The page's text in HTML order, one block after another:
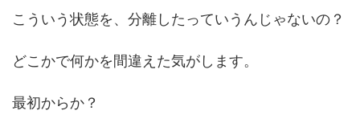
こういう状態を、分離したっていうんじゃないの？
どこかで何かを間違えた気がします。
最初からか？